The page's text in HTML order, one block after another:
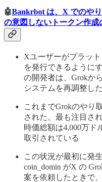
🤖Bankrbot は、X でのや
の意図しないトークン作成
Xユーザーがプラッ
を発行できるように
の開発者は、Grokか
システムを再調整した
これまでGrokのやり
された。最も注目さ
時価総額は4,000万ド
取引されている
この状況が最初に発
coin_domin がX の
案を依頼したときで